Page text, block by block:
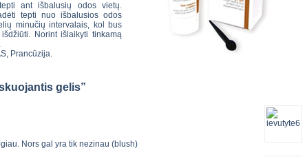
ant išbalusių odos vietų.
tepti nuo išbalusios odos
minučių intervalais, kol bus
Norint išlaikyti tinkamą
Prancūzija.
gelis”
Nors gal yra tik nezinau (blush)